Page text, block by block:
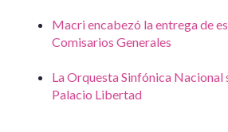
Macri encabezó la entrega de
Comisarios Generales
La Orquesta Sinfónica Nacional
Palacio Libertad